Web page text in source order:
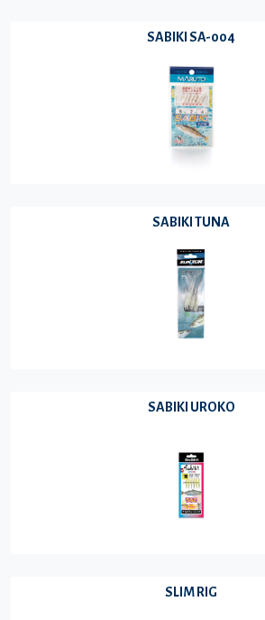
SABIKI SA-004
SABIKI TUNA
SABIKI UROKO
SLIM RIG